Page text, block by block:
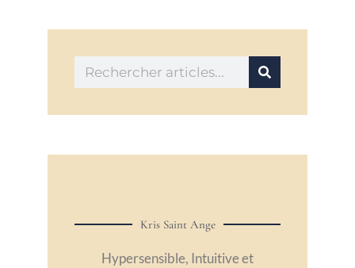
Kris Saint Ange
Hypersensible, Intuitive et